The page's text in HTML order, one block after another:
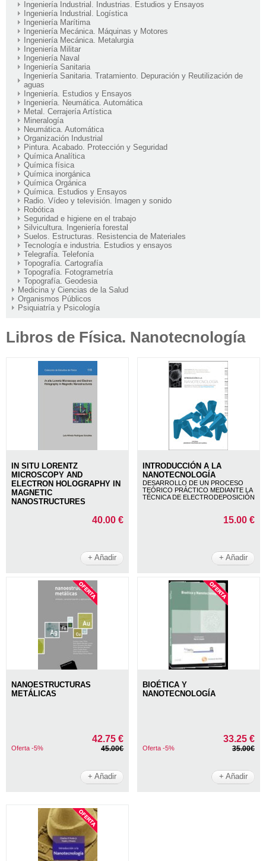
Ingeniería Industrial. Industrias. Estudios y Ensayos
Ingeniería Industrial. Logística
Ingeniería Marítima
Ingeniería Mecánica. Máquinas y Motores
Ingeniería Mecánica. Metalurgia
Ingeniería Militar
Ingeniería Naval
Ingeniería Sanitaria
Ingeniería Sanitaria. Tratamiento. Depuración y Reutilización de
aguas
Ingeniería. Estudios y Ensayos
Ingeniería. Neumática. Automática
Metal. Cerrajería Artística
Mineralogía
Neumática. Automática
Organización Industrial
Pintura. Acabado. Protección y Seguridad
Química Analítica
Química física
Química inorgánica
Química Orgánica
Química. Estudios y Ensayos
Radio. Vídeo y televisión. Imagen y sonido
Robótica
Seguridad e higiene en el trabajo
Silvicultura. Ingeniería forestal
Suelos. Estructuras. Resistencia de Materiales
Tecnología e industria. Estudios y ensayos
Telegrafía. Telefonía
Topografía. Cartografía
Topografía. Fotogrametría
Topografía. Geodesia
Medicina y Ciencias de la Salud
Organismos Públicos
Psiquiatría y Psicología
Libros de Física. Nanotecnología
IN SITU LORENTZ
MICROSCOPY AND
ELECTRON HOLOGRAPHY IN
MAGNETIC
NANOSTRUCTURES
40.00 €
+ Añadir
INTRODUCCIÓN A LA
NANOTECNOLOGÍA
DESARROLLO DE UN PROCESO
TEÓRICO PRÁCTICO MEDIANTE LA
TÉCNICA DE ELECTRODEPOSICIÓN
15.00 €
+ Añadir
NANOESTRUCTURAS
METÁLICAS
42.75 €
Oferta -5% 45.00€
+ Añadir
BIOÉTICA Y
NANOTECNOLOGÍA
33.25 €
Oferta -5% 35.00€
+ Añadir